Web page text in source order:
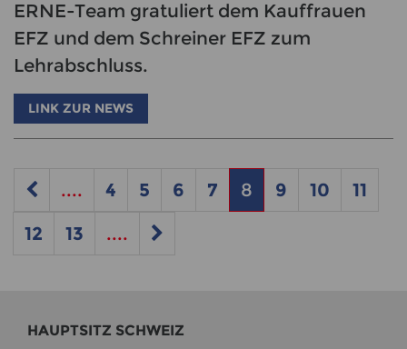
ERNE-Team gratuliert dem Kauffrauen
EFZ und dem Schreiner EFZ zum
Lehrabschluss.
LINK ZUR NEWS
.... 4 5 6 7 8 9 10
11
12
13 ....
HAUPT­SITZ SCHWEIZ